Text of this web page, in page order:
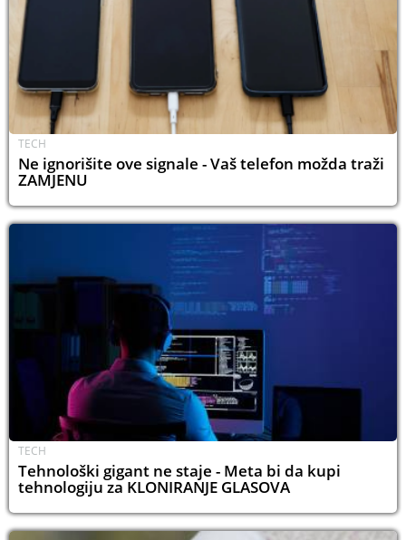
TECH
Ne ignorišite ove signale - Vaš telefon možda traži
ZAMJENU
TECH
Tehnološki gigant ne staje - Meta bi da kupi
tehnologiju za KLONIRANJE GLASOVA